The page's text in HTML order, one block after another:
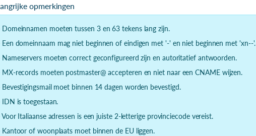
opmerkingen
Domeinnamen moeten tussen 3 en 63 tekens lang zijn.
Een domeinnaam mag niet beginnen of eindigen met '-' en niet beginnen met 'xn--'.
Nameservers moeten correct geconfigureerd zijn en autoritatief antwoorden.
MX-records moeten postmaster@ accepteren en niet naar een CNAME wijzen.
Bevestigingsmail moet binnen 14 dagen worden bevestigd.
IDN is toegestaan.
Voor Italiaanse adressen is een juiste 2-letterige provinciecode vereist.
Kantoor of woonplaats moet binnen de EU liggen.